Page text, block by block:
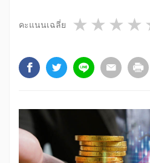
คะแนนเฉลี่ย 3
2
1 star